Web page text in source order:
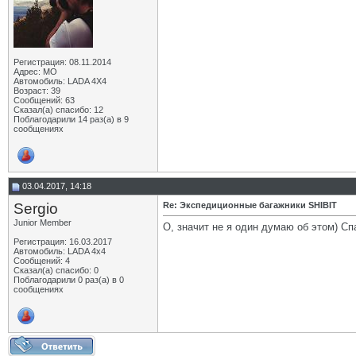
Регистрация: 08.11.2014
Адрес: МО
Автомобиль: LADA 4X4
Возраст: 39
Сообщений: 63
Сказал(а) спасибо: 12
Поблагодарили 14 раз(а) в 9
сообщениях
03.04.2017, 14:18
Sergio
Junior Member
Регистрация: 16.03.2017
Автомобиль: LADA 4x4
Сообщений: 4
Сказал(а) спасибо: 0
Поблагодарили 0 раз(а) в 0
сообщениях
Re: Экспедиционные багажники SHIBIT
О, значит не я один думаю об этом)